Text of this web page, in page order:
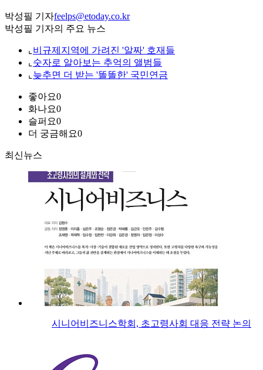
박성필 기자feelps@etoday.co.kr
박성필 기자의 주요 뉴스
⌞ 비규제지역에 가려진 '알짜' 호재들
⌞ 숫자로 알아보는 추억의 앨범들
⌞ 늦추면 더 받는 '똘똘한' 국민연금
좋아요0
화나요0
슬퍼요0
더 궁금해요0
최신뉴스
시니어비즈니스학회, 초고령사회 대응 전략 논의